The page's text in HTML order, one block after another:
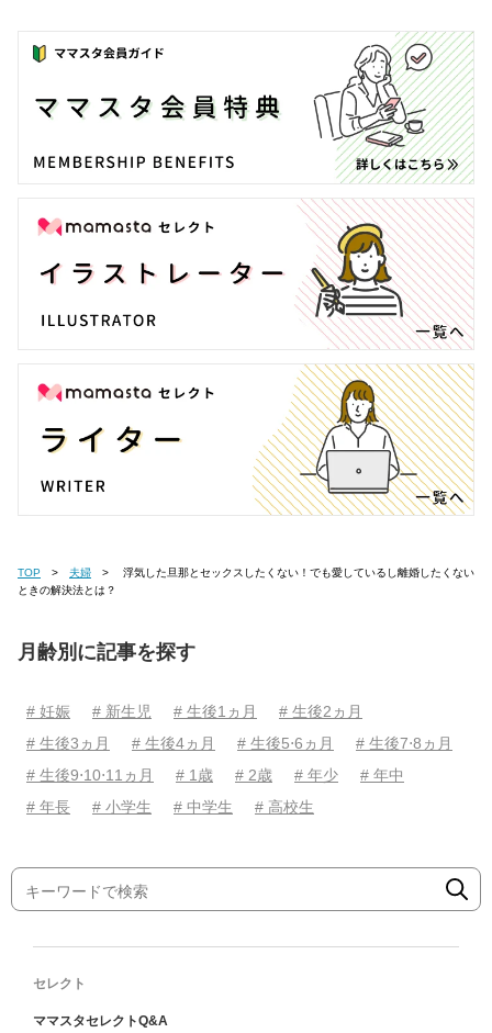
TOP 夫婦
ときの解決法とは？
月齢別に記事を探す
# 妊娠 # 新生児 # 生後1ヵ月
# 生後2ヵ月
# 生後3ヵ月
# 生後4ヵ月 # 生後5⋅6ヵ月
# 生後7⋅8ヵ月
# 生後9⋅10⋅11ヵ月
# 1歳 # 2歳 # 年少
# 年中
# 年長
# 小学生 # 中学生 # 高校生
セレクト
ママスタセレクトQ&A